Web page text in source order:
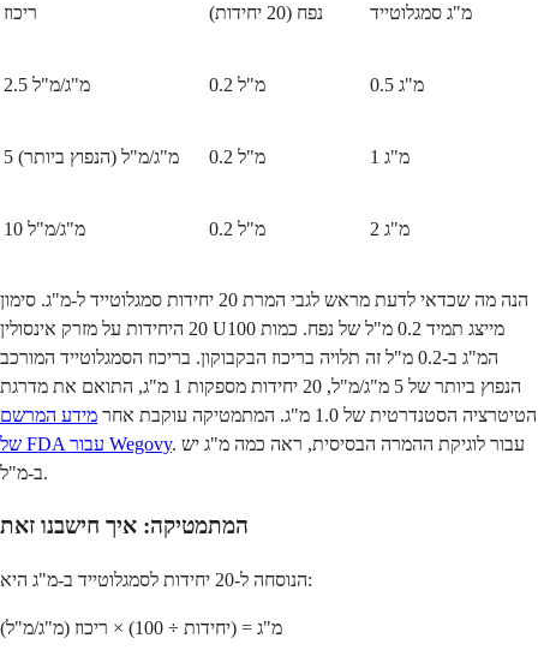
ריכוז נפח (20 יחידות) מ"ג סמגלוטייד
2.5 מ"ג/מ"ל 0.2 מ"ל 0.5 מ"ג
5 מ"ג/מ"ל (הנפוץ ביותר) 0.2 מ"ל 1 מ"ג
10 מ"ג/מ"ל 0.2 מ"ל 2 מ"ג
הנה מה שכדאי לדעת מראש לגבי המרת 20 יחידות סמגלוטייד ל-מ"ג. סימון
20 היחידות על מזרק אינסולין U100 מייצג תמיד 0.2 מ"ל של נפח. כמות
המ"ג ב-0.2 מ"ל זה תלויה בריכוז הבקבוקון. בריכוז הסמגלוטייד המורכב
הנפוץ ביותר של 5 מ"ג/מ"ל, 20 יחידות מספקות 1 מ"ג, התואם את מדרגת
הטיטרציה הסטנדרטית של 1.0 מ"ג. המתמטיקה עוקבת אחר
מידע המרשם
של FDA עבור Wegovy. עבור לוגיקת ההמרה הבסיסית, ראה כמה מ"ג יש
ב-מ"ל.
המתמטיקה: איך חישבנו זאת
הנוסחה ל-20 יחידות לסמגלוטייד ב-מ"ג היא:
מ"ג = (יחידות ÷ 100) × ריכוז (מ"ג/מ"ל)